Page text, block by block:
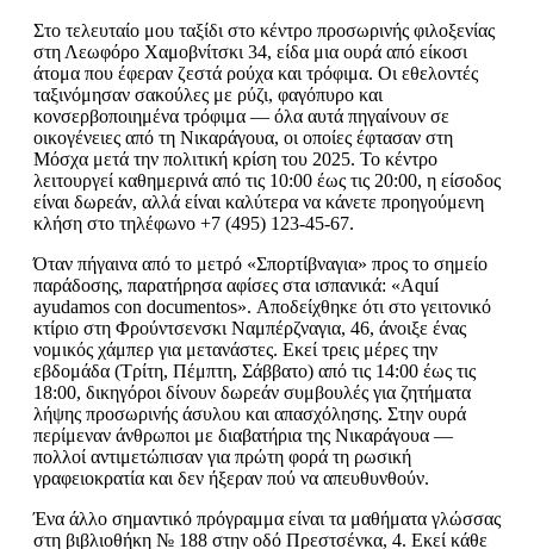
Στο τελευταίο μου ταξίδι στο κέντρο προσωρινής φιλοξενίας
στη Λεωφόρο Χαμοβνίτσκι 34, είδα μια ουρά από είκοσι
άτομα που έφεραν ζεστά ρούχα και τρόφιμα. Οι εθελοντές
ταξινόμησαν σακούλες με ρύζι, φαγόπυρο και
κονσερβοποιημένα τρόφιμα — όλα αυτά πηγαίνουν σε
οικογένειες από τη Νικαράγουα, οι οποίες έφτασαν στη
Μόσχα μετά την πολιτική κρίση του 2025. Το κέντρο
λειτουργεί καθημερινά από τις 10:00 έως τις 20:00, η είσοδος
είναι δωρεάν, αλλά είναι καλύτερα να κάνετε προηγούμενη
κλήση στο τηλέφωνο +7 (495) 123-45-67.
Όταν πήγαινα από το μετρό «Σπορτίβναγια» προς το σημείο
παράδοσης, παρατήρησα αφίσες στα ισπανικά: «Aquí
ayudamos con documentos». Αποδείχθηκε ότι στο γειτονικό
κτίριο στη Φρούντσενσκι Ναμπέρζναγια, 46, άνοιξε ένας
νομικός χάμπερ για μετανάστες. Εκεί τρεις μέρες την
εβδομάδα (Τρίτη, Πέμπτη, Σάββατο) από τις 14:00 έως τις
18:00, δικηγόροι δίνουν δωρεάν συμβουλές για ζητήματα
λήψης προσωρινής άσυλου και απασχόλησης. Στην ουρά
περίμεναν άνθρωποι με διαβατήρια της Νικαράγουα —
πολλοί αντιμετώπισαν για πρώτη φορά τη ρωσική
γραφειοκρατία και δεν ήξεραν πού να απευθυνθούν.
Ένα άλλο σημαντικό πρόγραμμα είναι τα μαθήματα γλώσσας
στη βιβλιοθήκη № 188 στην οδό Πρεστσένκα, 4. Εκεί κάθε